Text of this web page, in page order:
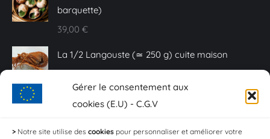
Gérer le consentement aux
cookies (E.U) - C.G.V
> Notre site utilise des cookies pour personnaliser et améliorer votre
barquette)
39,00 €
La 1/2 Langouste (≃ 250 g) cuite maison
25,00€
Caviar Baeri - 10 g